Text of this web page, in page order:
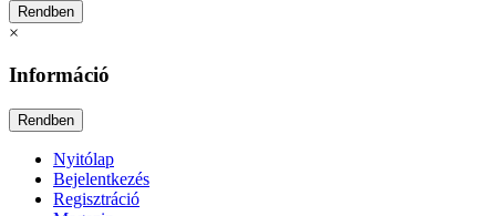
×
Információ
Nyitólap
Bejelentkezés
Regisztráció